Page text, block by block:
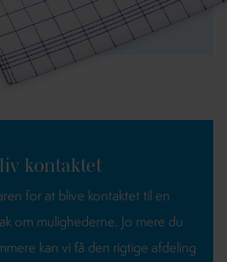
kontaktet
for at blive kontaktet til en
om mulighederne. Jo mere du
kan vi få den rigtige afdeling